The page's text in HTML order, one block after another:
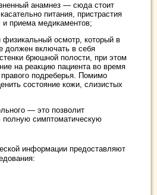
анамнез — сюда стоит
питания, пристрастия
приема медикаментов;
осмотр, который в
должен включать в себя
брюшной полости, при этом
на реакцию пациента во время
правого подреберья. Помимо
состояние кожи, слизистых
— это позволит
полную симптоматическую
информации предоставляют